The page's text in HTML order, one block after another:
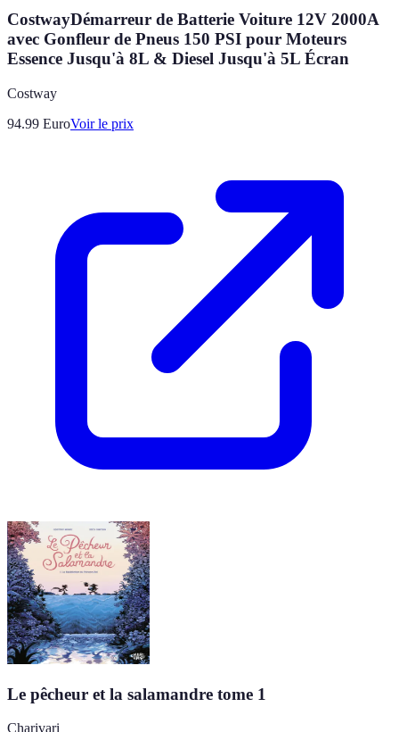
CostwayDémarreur de Batterie Voiture 12V 2000A
avec Gonfleur de Pneus 150 PSI pour Moteurs
Essence Jusqu'à 8L & Diesel Jusqu'à 5L Écran
Costway
94.99 EuroVoir le prix
Le pêcheur et la salamandre tome 1
Charivari